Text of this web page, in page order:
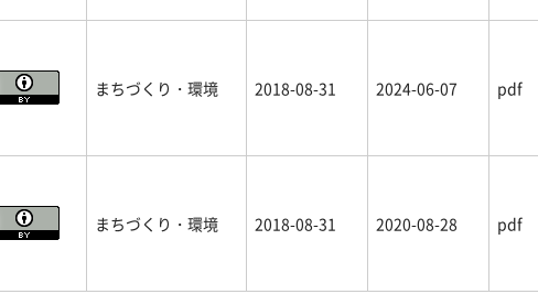
まちづくり・環境 2018-08-31 2024-06-07 pdf
まちづくり・環境 2018-08-31 2020-08-28 pdf